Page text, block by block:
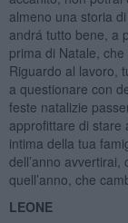
almeno una storia
andrá tutto bene, a
prima di Natale,
Riguardo al lavoro,
a questionare con
feste natalizie
approfittare di stare
intima della tua
dell’anno avvertirai,
quell’anno, che
LEONE